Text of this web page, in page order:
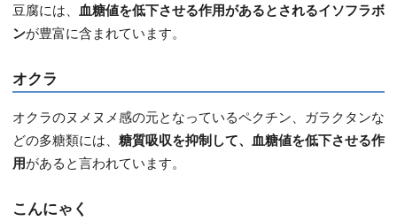
豆腐には、
血糖値を低下させる作用があるとされるイソフラボ
ンが豊富に含まれています。
オクラ
オクラのヌメヌメ感の元となっているペクチン、ガラクタンな
どの多糖類には、 糖質吸収を抑制して、血糖値を低下させる作
用があると言われています。
こんにゃく